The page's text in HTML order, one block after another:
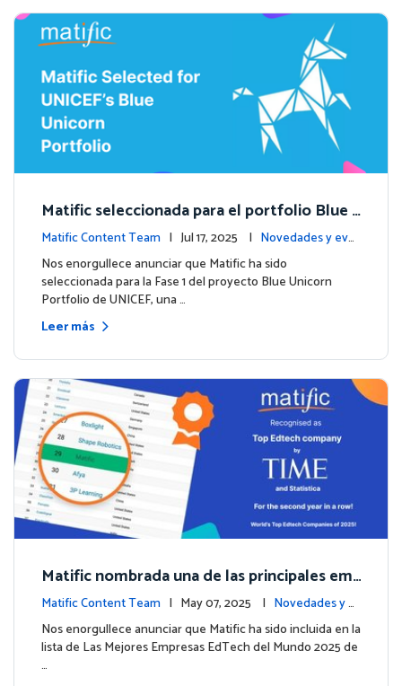
Matific seleccionada para el portfolio Blue
Unicorn de UNICEF: Comienza una nueva et
apa
Matific Content Team | Jul 17, 2025 | Novedades y eve
ntos
Nos enorgullece anunciar que Matific ha sido
seleccionada para la Fase 1 del proyecto Blue Unicorn
Portfolio de UNICEF, una …
Leer más
Matific nombrada una de las principales em
presas EdTech del mundo por TIME en 2025
Matific Content Team | May 07, 2025 | Novedades y e
ventos
Nos enorgullece anunciar que Matific ha sido incluida en la
lista de Las Mejores Empresas EdTech del Mundo 2025 de
…